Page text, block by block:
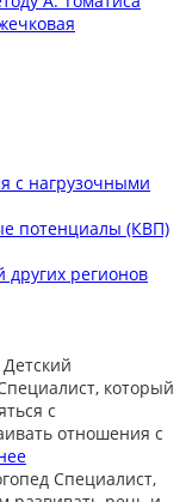
с нагрузочными
потенциалы (КВП)
регионов
Детский
который
с
отношения с
Специалист,